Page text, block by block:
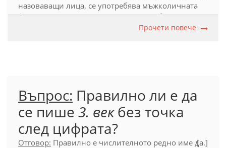
назоваващи лица, се употребява мъжколичната
форма на числителното име:
петима души
Прочети повече
Въпрос: Правилно ли е да
се пише 3. векбез точка
след цифрата?
Отговор: Правилно е числителното редно име да[...]